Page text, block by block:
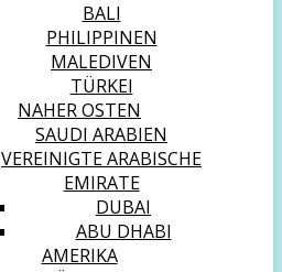
BALI
PHILIPPINEN
MALEDIVEN
TÜRKEI
NAHER OSTEN
SAUDI ARABIEN
VEREINIGTE ARABISCHE
EMIRATE
DUBAI
ABU DHABI
AMERIKA